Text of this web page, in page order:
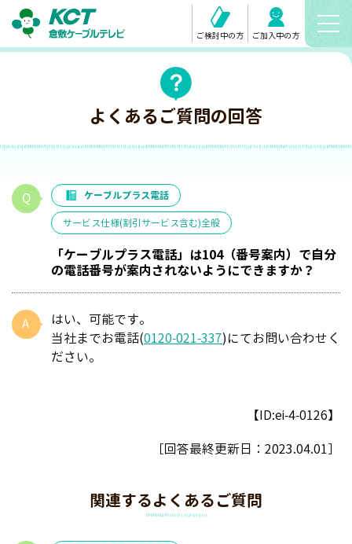
ご検討中の方 ご加入中の方
よくあるご質問の回答
ケーブルプラス電話
サービス仕様(割引サービス含む)全般
「ケーブルプラス電話」は104（番号案内）で自分
の電話番号が案内されないようにできますか？
はい、可能です。
当社までお電話(0120-021-337)にてお問い合わせく
ださい。
【ID:ei-4-0126】
［回答最終更新日： 2023.04.01］
関連するよくあるご質問